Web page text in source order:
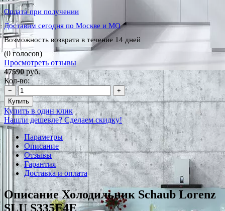
Оплата при получении
Доставим сегодня по Москве и МО
Возможность возврата в течение 14 дней
(0 голосов)
Просмотреть отзывы
47590руб.
Кол-во:
−
+
Купить
Купить в один клик
Нашли дешевле? Сделаем скидку!
Параметры
Описание
Отзывы
Гарантия
Доставка и оплата
Описание Холодильник Schaub Lorenz
SLU S335E4E